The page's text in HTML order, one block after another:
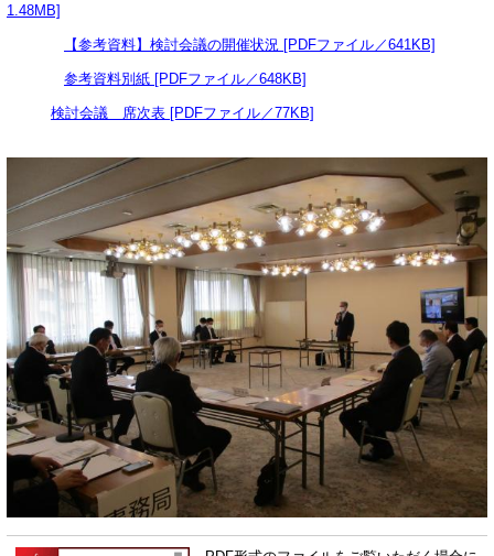
1.48MB]
【参考資料】検討会議の開催状況 [PDFファイル／641KB]
参考資料別紙 [PDFファイル／648KB]
検討会議 席次表 [PDFファイル／77KB]